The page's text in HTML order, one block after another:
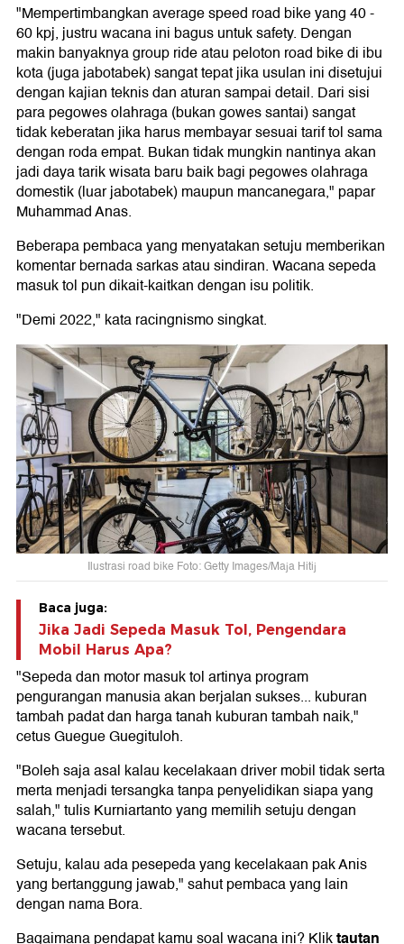
"Mempertimbangkan average speed road bike yang 40 -
60 kpj, justru wacana ini bagus untuk safety. Dengan
makin banyaknya group ride atau peloton road bike di ibu
kota (juga jabotabek) sangat tepat jika usulan ini disetujui
dengan kajian teknis dan aturan sampai detail. Dari sisi
para pegowes olahraga (bukan gowes santai) sangat
tidak keberatan jika harus membayar sesuai tarif tol sama
dengan roda empat. Bukan tidak mungkin nantinya akan
jadi daya tarik wisata baru baik bagi pegowes olahraga
domestik (luar jabotabek) maupun mancanegara," papar
Muhammad Anas.
Beberapa pembaca yang menyatakan setuju memberikan
komentar bernada sarkas atau sindiran. Wacana sepeda
masuk tol pun dikait-kaitkan dengan isu politik.
"Demi 2022," kata racingnismo singkat.
Ilustrasi road bike Foto: Getty Images/Maja Hitij
Baca juga:
Jika Jadi Sepeda Masuk Tol, Pengendara
Mobil Harus Apa?
"Sepeda dan motor masuk tol artinya program
pengurangan manusia akan berjalan sukses... kuburan
tambah padat dan harga tanah kuburan tambah naik,"
cetus Guegue Guegituloh.
"Boleh saja asal kalau kecelakaan driver mobil tidak serta
merta menjadi tersangka tanpa penyelidikan siapa yang
salah," tulis Kurniartanto yang memilih setuju dengan
wacana tersebut.
Setuju, kalau ada pesepeda yang kecelakaan pak Anis
yang bertanggung jawab," sahut pembaca yang lain
dengan nama Bora.
Bagaimana pendapat kamu soal wacana ini? Kliktautan